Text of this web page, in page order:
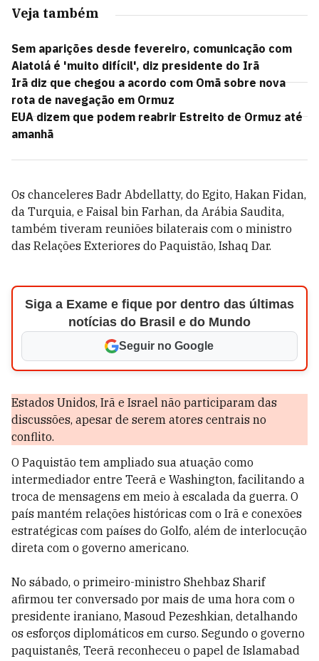
Veja também
Sem aparições desde fevereiro, comunicação com
Aiatolá é 'muito difícil', diz presidente do Irã
Irã diz que chegou a acordo com Omã sobre nova
rota de navegação em Ormuz
EUA dizem que podem reabrir Estreito de Ormuz até
amanhã
Os chanceleres Badr Abdellatty, do Egito, Hakan Fidan,
da Turquia, e Faisal bin Farhan, da Arábia Saudita,
também tiveram reuniões bilaterais com o ministro
das Relações Exteriores do Paquistão, Ishaq Dar.
Siga a Exame e fique por dentro das últimas
notícias do Brasil e do Mundo
Seguir no Google
Estados Unidos, Irã e Israel não participaram das
discussões, apesar de serem atores centrais no
conflito.
O Paquistão tem ampliado sua atuação como
intermediador entre Teerã e Washington, facilitando a
troca de mensagens em meio à escalada da guerra. O
país mantém relações históricas com o Irã e conexões
estratégicas com países do Golfo, além de interlocução
direta com o governo americano.
No sábado, o primeiro-ministro Shehbaz Sharif
afirmou ter conversado por mais de uma hora com o
presidente iraniano, Masoud Pezeshkian, detalhando
os esforços diplomáticos em curso. Segundo o governo
paquistanês, Teerã reconheceu o papel de Islamabad